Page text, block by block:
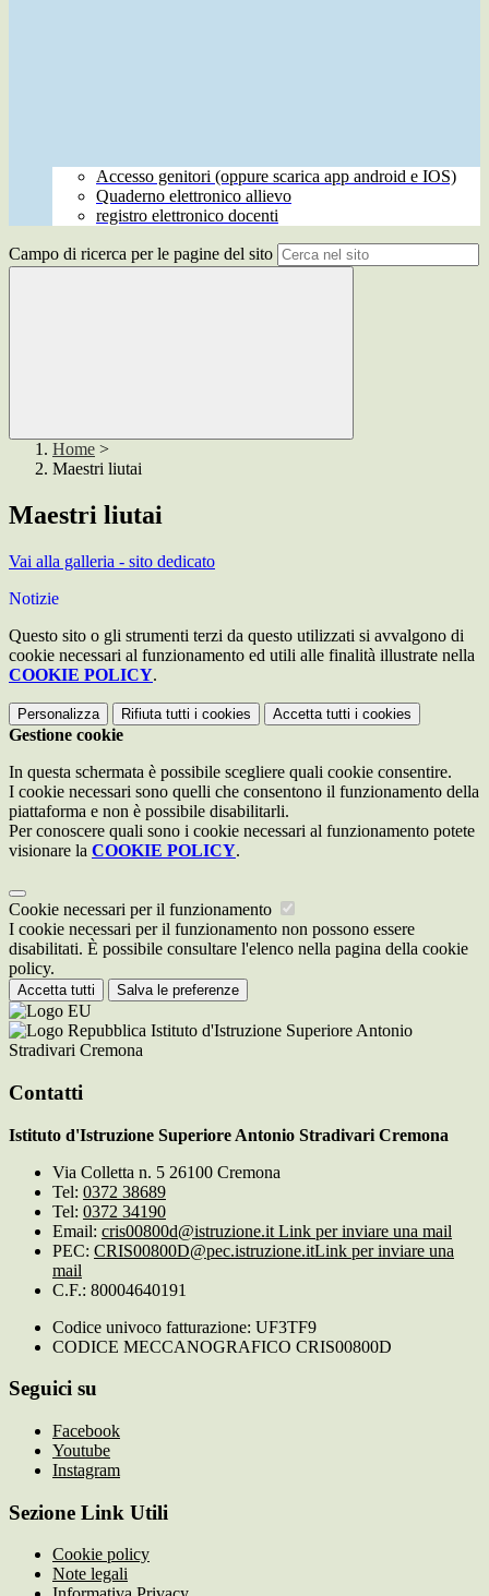
Accesso genitori (oppure scarica app android e IOS)
Quaderno elettronico allievo
registro elettronico docenti
Campo di ricerca per le pagine del sito
Home >
Maestri liutai
Maestri liutai
Vai alla galleria - sito dedicato
Notizie
Questo sito o gli strumenti terzi da questo utilizzati si avvalgono di
cookie necessari al funzionamento ed utili alle finalità illustrate nella
COOKIE POLICY.
Personalizza Rifiuta tutti i cookies Accetta tutti i cookies
Gestione cookie
In questa schermata è possibile scegliere quali cookie consentire.
I cookie necessari sono quelli che consentono il funzionamento della
piattaforma e non è possibile disabilitarli.
Per conoscere quali sono i cookie necessari al funzionamento potete
visionare la COOKIE POLICY.
Cookie necessari per il funzionamento
I cookie necessari per il funzionamento non possono essere
disabilitati. È possibile consultare l'elenco nella pagina della cookie
policy.
Accetta tutti Salva le preferenze
Istituto d'Istruzione Superiore Antonio
Stradivari Cremona
Contatti
Istituto d'Istruzione Superiore Antonio Stradivari Cremona
Via Colletta n. 5 26100 Cremona
Tel: 0372 38689
Tel: 0372 34190
Email: cris00800d@istruzione.it Link per inviare una mail
PEC: CRIS00800D@pec.istruzione.itLink per inviare una
mail
C.F.: 80004640191
Codice univoco fatturazione: UF3TF9
CODICE MECCANOGRAFICO CRIS00800D
Seguici su
Facebook
Youtube
Instagram
Sezione Link Utili
Cookie policy
Note legali